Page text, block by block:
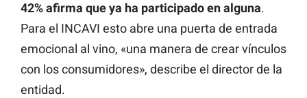
42% afirma que ya ha participado en alguna.
Para el INCAVI esto abre una puerta de entrada
emocional al vino, «una manera de crear vínculos
con los consumidores», describe el director de la
entidad.